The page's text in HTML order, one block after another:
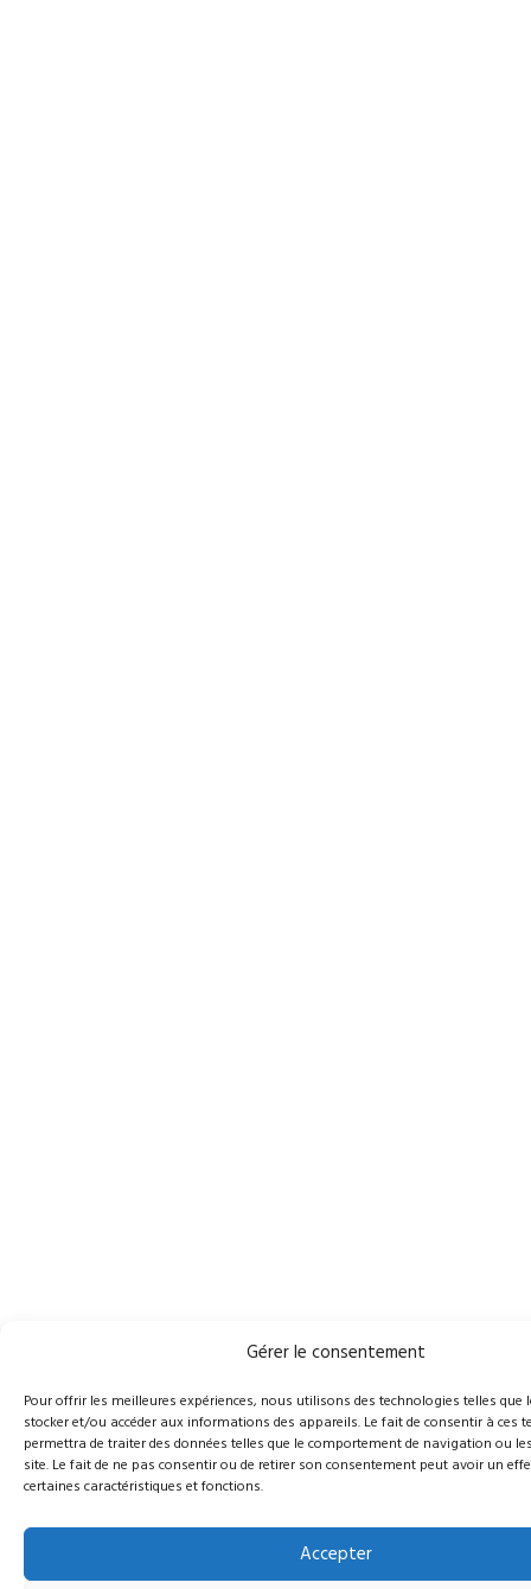
Gérer le consentement
Pour offrir les meilleures expériences, nous utilisons des technologies telles que
stocker et/ou accéder aux informations des appareils. Le fait de consentir à ces
permettra de traiter des données telles que le comportement de navigation ou
site. Le fait de ne pas consentir ou de retirer son consentement peut avoir un
certaines caractéristiques et fonctions.
Accepter